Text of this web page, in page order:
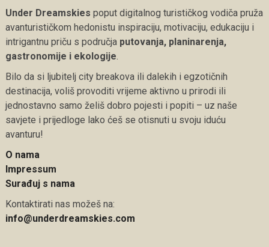
Under Dreamskies poput digitalnog turističkog vodiča pruža
avanturističkom hedonistu inspiraciju, motivaciju, edukaciju i
intrigantnu priču s područja putovanja, planinarenja,
gastronomije i ekologije
Bilo da si ljubitelj city breakova ili dalekih i egzotičnih
destinacija, voliš provoditi vrijeme aktivno u prirodi ili
jednostavno samo želiš dobro pojesti i popiti – uz naše
savjete i prijedloge lako ćeš se otisnuti u svoju iduću
avanturu!
O nama
Impressum
Surađuj s nama
Kontaktirati nas možeš na:
info@underdreamskies.com